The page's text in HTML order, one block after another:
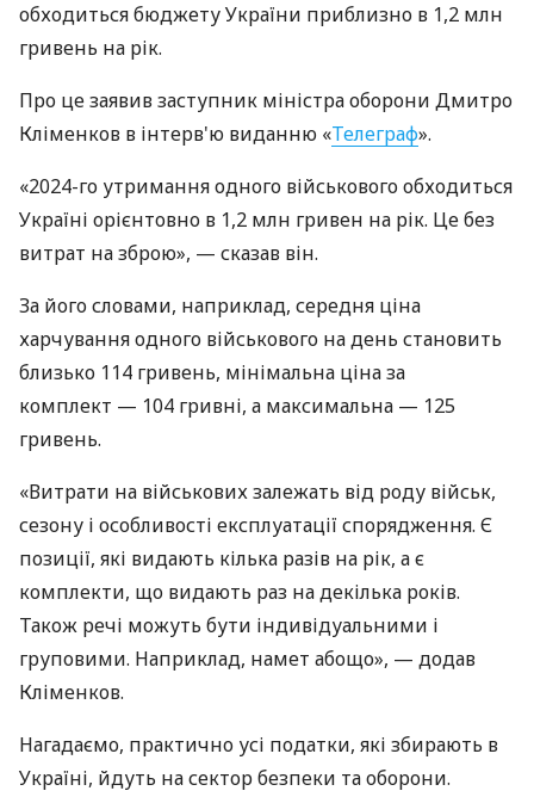
обходиться бюджету України приблизно в 1,2 млн
гривень на рік.
Про це заявив заступник міністра оборони Дмитро
Кліменков в інтерв'ю виданню «Телеграф».
«2024-го утримання одного військового обходиться
Україні орієнтовно в 1,2 млн гривен на рік. Це без
витрат на зброю», — сказав він.
За його словами, наприклад, середня ціна
харчування одного військового на день становить
близько 114 гривень, мінімальна ціна за
комплект — 104 гривні, а максимальна — 125
гривень.
«Витрати на військових залежать від роду військ,
сезону і особливості експлуатації спорядження. Є
позиції, які видають кілька разів на рік, а є
комплекти, що видають раз на декілька років.
Також речі можуть бути індивідуальними і
груповими. Наприклад, намет абощо», — додав
Кліменков.
Нагадаємо, практично усі податки, які збирають в
Україні, йдуть на сектор безпеки та оборони.